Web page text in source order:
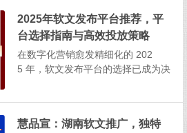
2025年软文发布平台推荐，平
台选择指南与高效投放策略
在数字化营销愈发精细化的 202
5 年，软文发布平台的选择已成为决
广，能否精准匹配高适配性的平
慧品宣：湖南软文推广，独特